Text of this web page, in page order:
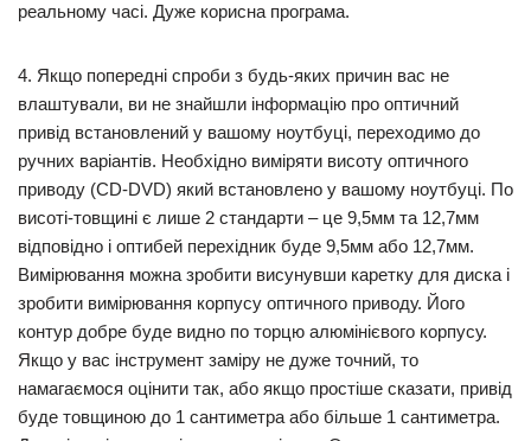
реальному часі. Дуже корисна програма.
4. Якщо попередні спроби з будь-яких причин вас не
влаштували, ви не знайшли інформацію про оптичний
привід встановлений у вашому ноутбуці, переходимо до
ручних варіантів. Необхідно виміряти висоту оптичного
приводу (CD-DVD) який встановлено у вашому ноутбуці. По
висоті-товщині є лише 2 стандарти – це 9,5мм та 12,7мм
відповідно і оптибей перехідник буде 9,5мм або 12,7мм.
Вимірювання можна зробити висунувши каретку для диска і
зробити вимірювання корпусу оптичного приводу. Його
контур добре буде видно по торцю алюмінієвого корпусу.
Якщо у вас інструмент заміру не дуже точний, то
намагаємося оцінити так, або якщо простіше сказати, привід
буде товщиною до 1 сантиметра або більше 1 сантиметра.